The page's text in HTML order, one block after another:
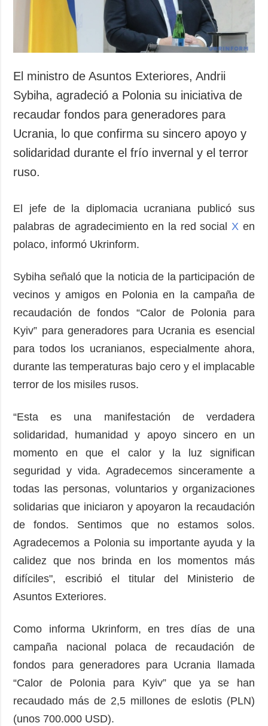
El ministro de Asuntos Exteriores, Andrii
Sybiha, agradeció a Polonia su iniciativa de
recaudar fondos para generadores para
Ucrania, lo que confirma su sincero apoyo y
solidaridad durante el frío invernal y el terror
ruso.
El jefe de la diplomacia ucraniana publicó sus
palabras de agradecimiento en la red social X en
polaco, informó Ukrinform.
Sybiha señaló que la noticia de la participación de
vecinos y amigos en Polonia en la campaña de
recaudación de fondos “Calor de Polonia para
Kyiv” para generadores para Ucrania es esencial
para todos los ucranianos, especialmente ahora,
durante las temperaturas bajo cero y el implacable
terror de los misiles rusos.
“Esta es una manifestación de verdadera
solidaridad, humanidad y apoyo sincero en un
momento en que el calor y la luz significan
seguridad y vida. Agradecemos sinceramente a
todas las personas, voluntarios y organizaciones
solidarias que iniciaron y apoyaron la recaudación
de fondos. Sentimos que no estamos solos.
Agradecemos a Polonia su importante ayuda y la
calidez que nos brinda en los momentos más
difíciles", escribió el titular del Ministerio de
Asuntos Exteriores.
Como informa Ukrinform, en tres días de una
campaña nacional polaca de recaudación de
fondos para generadores para Ucrania llamada
“Calor de Polonia para Kyiv” que ya se han
recaudado más de 2,5 millones de eslotis (PLN)
(unos 700.000 USD).